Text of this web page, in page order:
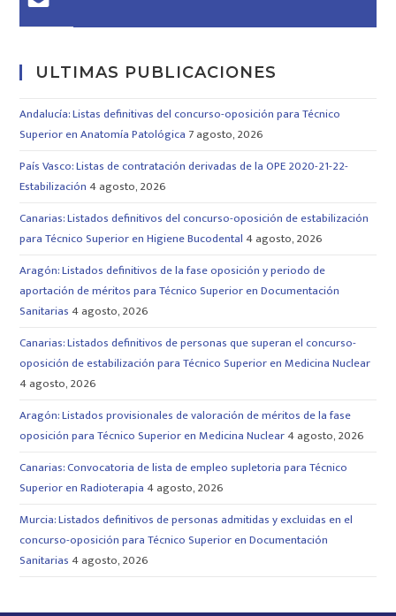
ULTIMAS PUBLICACIONES
Andalucía: Listas definitivas del concurso-oposición para Técnico
Superior en Anatomía Patológica 7 agosto, 2026
País Vasco: Listas de contratación derivadas de la OPE 2020-21-22-
Estabilización 4 agosto, 2026
Canarias: Listados definitivos del concurso-oposición de estabilización
para Técnico Superior en Higiene Bucodental 4 agosto, 2026
Aragón: Listados definitivos de la fase oposición y periodo de
aportación de méritos para Técnico Superior en Documentación
Sanitarias 4 agosto, 2026
Canarias: Listados definitivos de personas que superan el concurso-
oposición de estabilización para Técnico Superior en Medicina Nuclear
4 agosto, 2026
Aragón: Listados provisionales de valoración de méritos de la fase
oposición para Técnico Superior en Medicina Nuclear4 agosto, 2026
Canarias: Convocatoria de lista de empleo supletoria para Técnico
Superior en Radioterapia 4 agosto, 2026
Murcia: Listados definitivos de personas admitidas y excluidas en el
concurso-oposición para Técnico Superior en Documentación
Sanitarias 4 agosto, 2026